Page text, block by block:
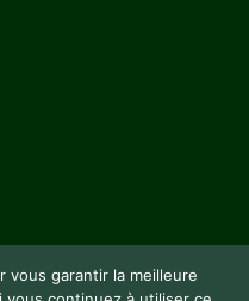
vous garantir la meilleure